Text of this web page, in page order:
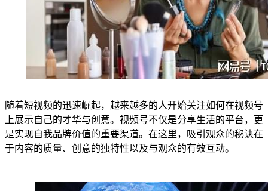
随着短视频的迅速崛起，越来越多的人开始关注如何在视频号
上展示自己的才华与创意。视频号不仅是分享生活的平台，更
是实现自我品牌价值的重要渠道。在这里，吸引观众的秘诀在
于内容的质量、创意的独特性以及与观众的有效互动。